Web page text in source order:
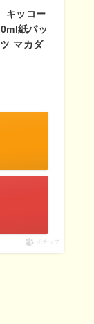
キッコー
紙パッ
マカダ
ポチップ